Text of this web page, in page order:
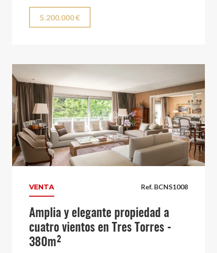
5.200.000 €
Ref. BCNS1008
VENTA
Amplia y elegante propiedad a
cuatro vientos en Tres Torres -
380m²